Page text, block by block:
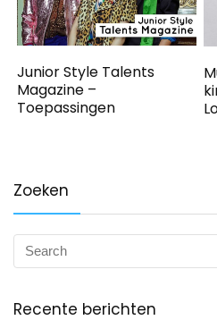
Junior Style Talents
Magazine –
Toepassingen
Zoeken
Recente berichten